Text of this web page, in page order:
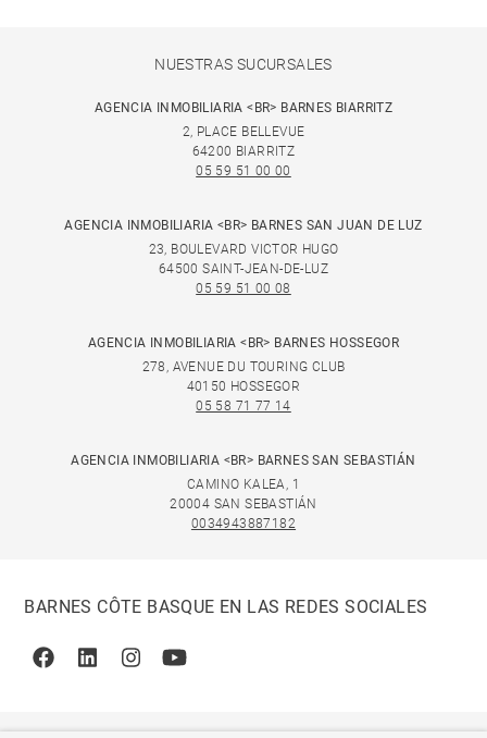
NUESTRAS SUCURSALES
AGENCIA INMOBILIARIA <BR> BARNES BIARRITZ
2, PLACE BELLEVUE
64200 BIARRITZ
05 59 51 00 00
AGENCIA INMOBILIARIA <BR> BARNES SAN JUAN DE LUZ
23, BOULEVARD VICTOR HUGO
64500 SAINT-JEAN-DE-LUZ
05 59 51 00 08
AGENCIA INMOBILIARIA <BR> BARNES HOSSEGOR
278, AVENUE DU TOURING CLUB
40150 HOSSEGOR
05 58 71 77 14
AGENCIA INMOBILIARIA <BR> BARNES SAN SEBASTIÁN
CAMINO KALEA, 1
20004 SAN SEBASTIÁN
0034943887182
BARNES CÔTE BASQUE EN LAS REDES SOCIALES
FacebookLinkedinInstagramYoutube